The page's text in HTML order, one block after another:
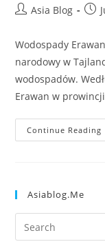
Asia Blog
Wodospady
narodowy w
wodospadów.
Erawan w
Continue Reading
Asiablog.me